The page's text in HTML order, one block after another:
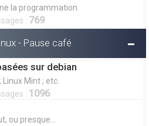
la programmation.
: 769
- Pause café
sur debian
Linux Mint ; etc.
: 1096
ou presque...